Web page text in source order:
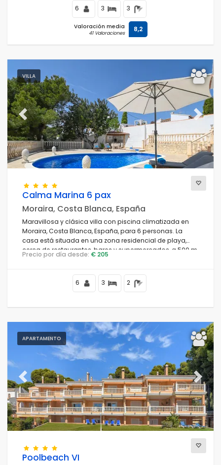
6 3 3
Valoración media
41 Valoraciones 8,2
VILLA
Previous Next
Calma Marina 6 pax
Moraira, Costa Blanca, España
Maravillosa y clásica villa con piscina climatizada en
Moraira, Costa Blanca, España, para 6 personas. La
casa está situada en una zona residencial de playa,
cerca de restaurantes, bares y supermercados, a 500 m
de la playa de Cala Andrago y a 0,5 km del mar
Precio por día desde: € 205
6 3 2
APARTAMENTO
Previous Next
Poolbeach VI